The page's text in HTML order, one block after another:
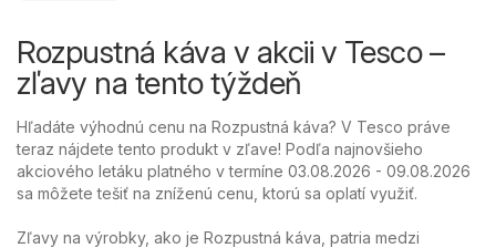
Rozpustná káva v akcii v Tesco –
zľavy na tento týždeň
Hľadáte výhodnú cenu na Rozpustná káva? V Tesco práve
teraz nájdete tento produkt v zľave! Podľa najnovšieho
akciového letáku platného v termíne 03.08.2026 - 09.08.2026
sa môžete tešiť na zníženú cenu, ktorú sa oplatí využiť.
Zľavy na výrobky, ako je Rozpustná káva, patria medzi